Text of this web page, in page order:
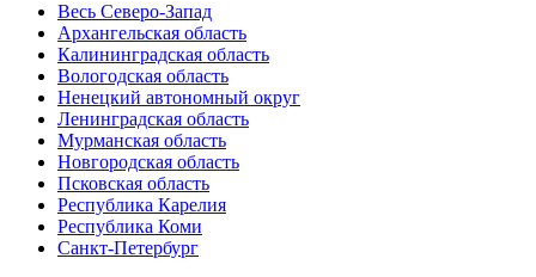
Весь Северо-Запад
Архангельская область
Калининградская область
Вологодская область
Ненецкий автономный округ
Ленинградская область
Мурманская область
Новгородская область
Псковская область
Республика Карелия
Республика Коми
Санкт-Петербург